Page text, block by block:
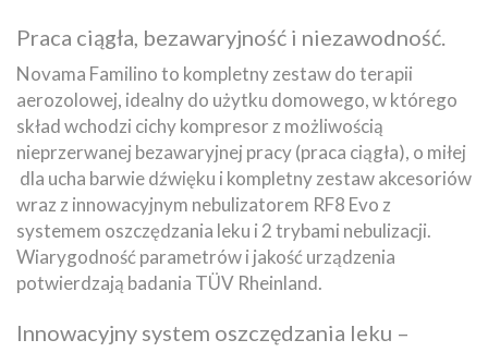
Praca ciągła, bezawaryjność i niezawodność.
Novama Familino to kompletny zestaw do terapii
aerozolowej, idealny do użytku domowego, w którego
skład wchodzi cichy kompresor z możliwością
nieprzerwanej bezawaryjnej pracy (praca ciągła), o miłej
dla ucha barwie dźwięku i kompletny zestaw akcesoriów
wraz z innowacyjnym nebulizatorem RF8 Evo z
systemem oszczędzania leku i 2 trybami nebulizacji.
Wiarygodność parametrów i jakość urządzenia
potwierdzają badania TÜV Rheinland.
Innowacyjny system oszczędzania leku –